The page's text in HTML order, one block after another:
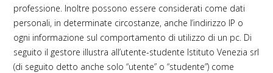
professione. Inoltre possono essere considerati come dati
personali, in determinate circostanze, anche l’indirizzo IP o
ogni informazione sul comportamento di utilizzo di un pc. Di
seguito il gestore illustra all’utente-studente Istituto Venezia srl
(di seguito detto anche solo “utente” o “studente”) come